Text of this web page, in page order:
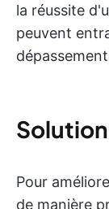
la réussite
peuvent
Solution
Pour
de manière